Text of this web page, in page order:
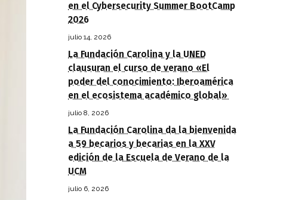
en el Cybersecurity Summer BootCamp
2026
julio 14, 2026
La Fundación Carolina y la UNED
clausuran el curso de verano «El
poder del conocimiento: Iberoamérica
en el ecosistema académico global»
julio 8, 2026
La Fundación Carolina da la bienvenida
a 59 becarios y becarias en la XXV
edición de la Escuela de Verano de la
UCM
julio 6, 2026